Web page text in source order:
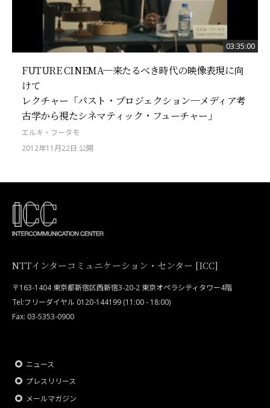
03:35:00
FUTURE CINEMA─来たるべき時代の映像表現に向
けて
レクチャー「パスト・プロジェクション─メディア考
古学から視たシネマティック・フューチャー」
エルキ・フータモ
2012年11月22日 公開
NTTインターコミュニケーション・センター [ICC]
〒163-1404 東京都新宿区西新宿3-20-2 東京オペラシティタワー4階
Tel:フリーダイヤル 0120-144199 (11:00 - 18:00)
Fax: 03-5353-0900
ニュース
プレスリリース
メールマガジン